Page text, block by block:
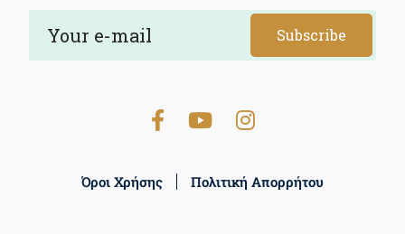
Subscribe
Όροι Χρήσης Πολιτική Απορρήτου